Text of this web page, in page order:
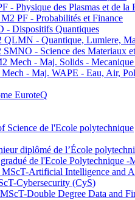
- Physique des Plasmas et de la
PF - Probabilités et Finance
- Dispositifs Quantiques
- Quantique, Lumiere,
- Science des Materiaux
Mech - Maj. Solids - Mecanique
- Maj. WAPE - Eau, Air,
EuroteQ
Science de l'Ecole polytechnique
diplômé de l’École
de l'Ecole Polytechnique -
Artificial Intelligence and
Cybersecurity (CyS)
Double Degree Data and